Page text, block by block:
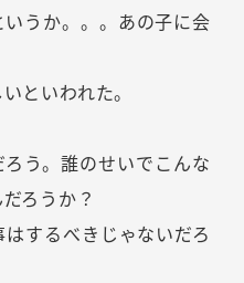
うか。。。あの子に会
といわれた。
う。誰のせいでこんな
ろうか？
するべきじゃないだろ